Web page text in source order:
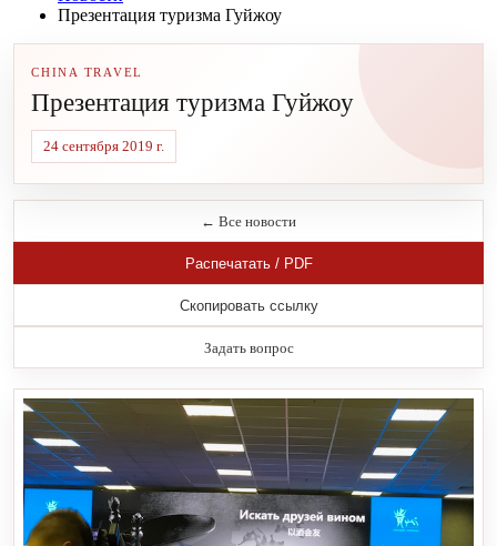
Презентация туризма Гуйжоу
CHINA TRAVEL
Презентация туризма Гуйжоу
24 сентября 2019 г.
← Все новости
Распечатать / PDF
Скопировать ссылку
Задать вопрос